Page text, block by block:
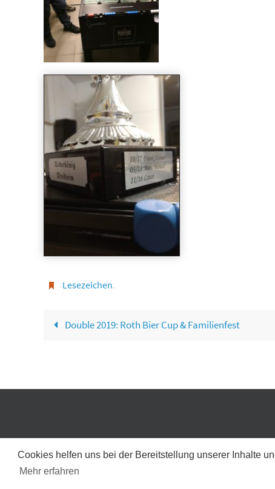
Cookies helfen uns bei der Bereitstellung unserer Inhalte
Mehr erfahren
Lesezeichen.
Double 2019: Roth Bier Cup & Familienfest